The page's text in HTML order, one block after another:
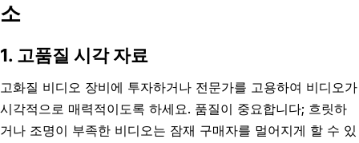
소
1. 고품질 시각 자료
고화질 비디오 장비에 투자하거나 전문가를 고용하여 비디오가
시각적으로 매력적이도록 하세요. 품질이 중요합니다; 흐릿하
거나 조명이 부족한 비디오는 잠재 구매자를 멀어지게 할 수 있